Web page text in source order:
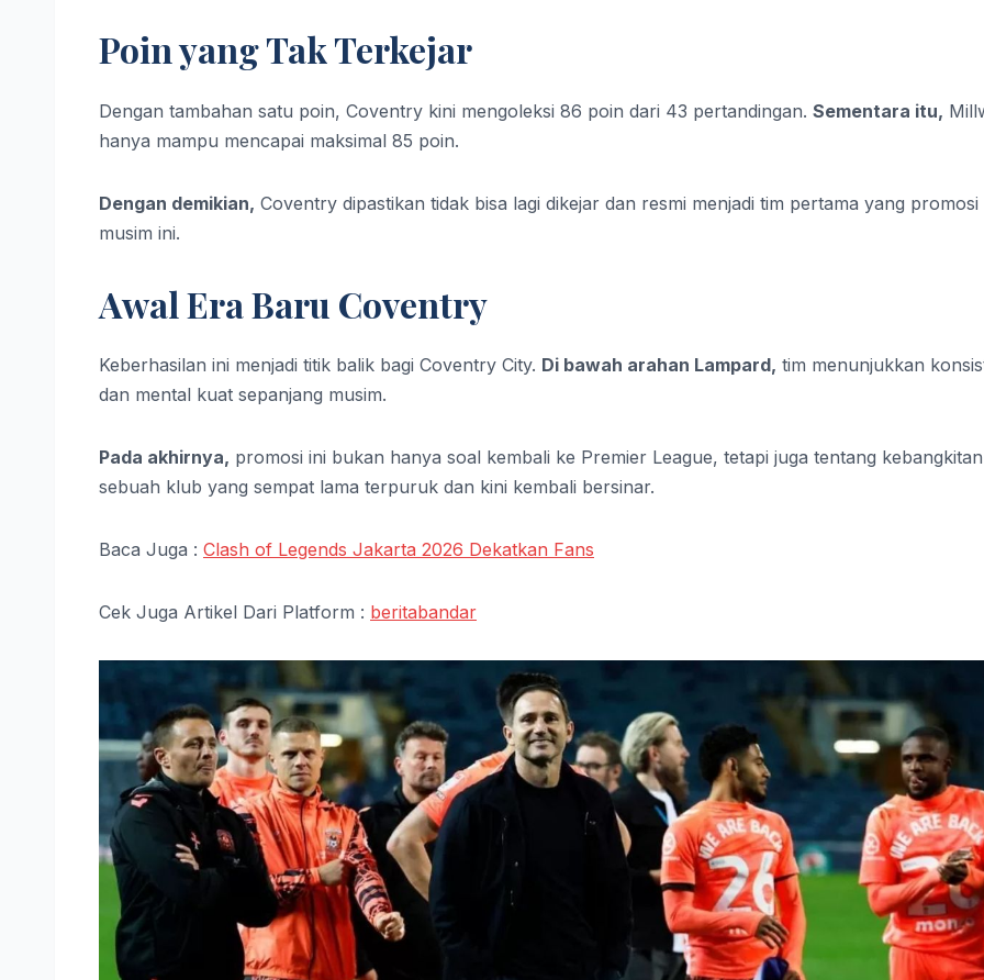
Poin yang Tak Terkejar
Dengan tambahan satu poin, Coventry kini mengoleksi 86 poin dari 43 pertandingan. Sementara itu,
hanya mampu mencapai maksimal 85 poin.
Dengan demikian, Coventry dipastikan tidak bisa lagi dikejar dan resmi menjadi tim pertama yang promosi
musim ini.
Awal Era Baru Coventry
Keberhasilan ini menjadi titik balik bagi Coventry City. Di bawah arahan Lampard, tim menunjukkan
dan mental kuat sepanjang musim.
Pada akhirnya, promosi ini bukan hanya soal kembali ke Premier League, tetapi juga tentang kebangkitan
sebuah klub yang sempat lama terpuruk dan kini kembali bersinar.
Baca Juga : Clash of Legends Jakarta 2026 Dekatkan Fans
Cek Juga Artikel Dari Platform : beritabandar